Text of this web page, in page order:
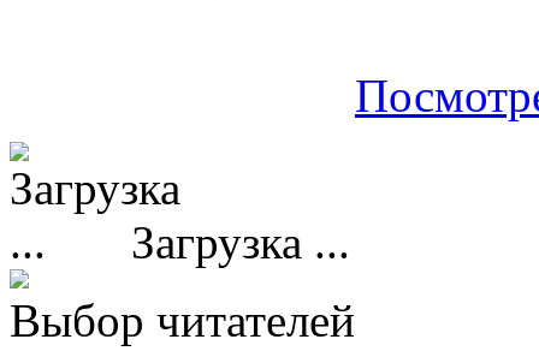
Загрузка ...
Выбор читателей